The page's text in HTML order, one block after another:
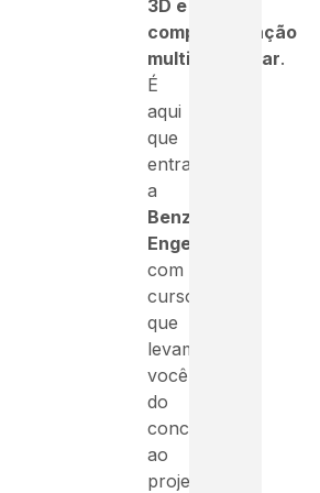
3D e
compatibilização
multidisciplinar.
É
aqui
que
entra
a
Benzor
Engenharia
com
cursos
que
levam
você
do
conceito
ao
projeto